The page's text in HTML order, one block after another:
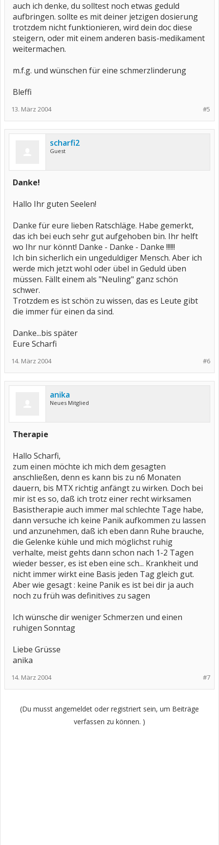
auch ich denke, du solltest noch etwas geduld
aufbringen. sollte es mit deiner jetzigen dosierung
trotzdem nicht funktionieren, wird dein doc diese
steigern, oder mit einem anderen basis-medikament
weitermachen.
m.f.g. und wünschen für eine schmerzlinderung
Bleffi
#5
13. März 2004
scharfi2
Guest
Danke!
Hallo Ihr guten Seelen!
Danke für eure lieben Ratschläge. Habe gemerkt,
das ich bei euch sehr gut aufgehoben bin. Ihr helft
wo Ihr nur könnt! Danke - Danke - Danke !!!!!!
Ich bin sicherlich ein ungeduldiger Mensch. Aber ich
werde mich jetzt wohl oder übel in Geduld üben
müssen. Fällt einem als "Neuling" ganz schön
schwer.
Trotzdem es ist schön zu wissen, das es Leute gibt
die immer für einen da sind.
Danke...bis später
Eure Scharfi
#6
14. März 2004
anika
Neues Mitglied
Therapie
Hallo Scharfi,
zum einen möchte ich mich dem gesagten
anschließen, denn es kann bis zu n6 Monaten
dauern, bis MTX richtig anfängt zu wirken. Doch bei
mir ist es so, daß ich trotz einer recht wirksamen
Basistherapie auch immer mal schlechte Tage habe,
dann versuche ich keine Panik aufkommen zu lassen
und anzunehmen, daß ich eben dann Ruhe brauche,
die Gelenke kühle und mich möglichst ruhig
verhalte, meist gehts dann schon nach 1-2 Tagen
wieder besser, es ist eben eine sch... Krankheit und
nicht immer wirkt eine Basis jeden Tag gleich gut.
Aber wie gesagt : keine Panik es ist bei dir ja auch
noch zu früh was definitives zu sagen
Ich wünsche dir weniger Schmerzen und einen
ruhigen Sonntag
Liebe Grüsse
anika
#7
14. März 2004
(Du musst angemeldet oder registriert sein, um Beiträge
verfassen zu können. )